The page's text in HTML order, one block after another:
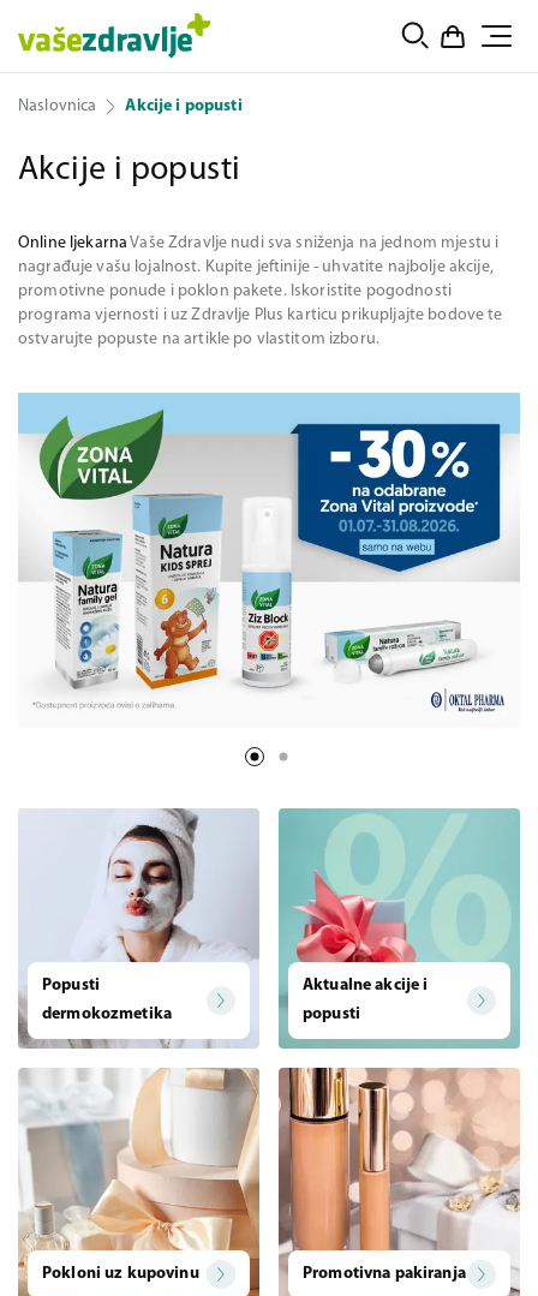
Naslovnica Akcije i popusti
Akcije i popusti
Online ljekarna Vaše Zdravlje nudi sva sniženja na jednom mjestu i
nagrađuje vašu lojalnost. Kupite jeftinije - uhvatite najbolje akcije,
promotivne ponude i poklon pakete. Iskoristite pogodnosti
programa vjernosti i uz Zdravlje Plus karticu prikupljajte bodove te
ostvarujte popuste na artikle po vlastitom izboru.
Popusti
dermokozmetika
Aktualne akcije i
popusti
Pokloni uz kupovinu Promotivna pakiranja